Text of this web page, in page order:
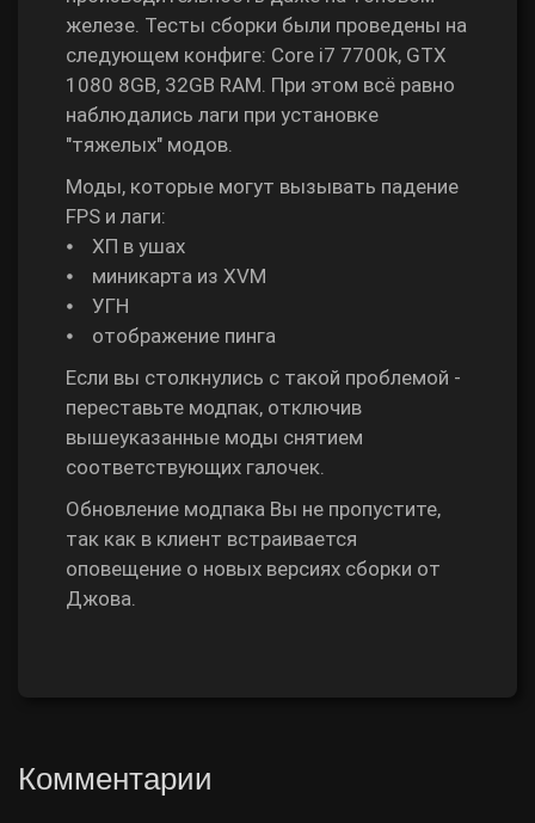
железе. Тесты сборки были проведены на
следующем конфиге: Core i7 7700k, GTX
1080 8GB, 32GB RAM. При этом всё равно
наблюдались лаги при установке
"тяжелых" модов.
Моды, которые могут вызывать падение
FPS и лаги:
⦁ ХП в ушах
⦁ миникарта из XVM
⦁ УГН
⦁ отображение пинга
Если вы столкнулись с такой проблемой -
переставьте модпак, отключив
вышеуказанные моды снятием
соответствующих галочек.
Обновление модпака Вы не пропустите,
так как в клиент встраивается
оповещение о новых версиях сборки от
Джова.
Комментарии